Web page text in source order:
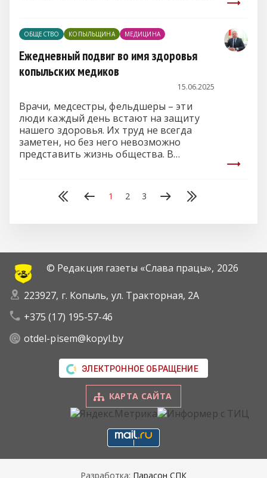
ОБЩЕСТВО КОПЫЛЬЩИНА МЕДИЦИНА
Ежедневный подвиг во имя здоровья
копыльских медиков
15.06.2025
Врачи, медсестры, фельдшеры – эти
люди каждый день встают на защиту
нашего здоровья. Их труд не всегда
заметен, но без него невозможно
представить жизнь общества. В
заботятся о пациентах, спасают жизни и
возвращают людям надежду.
1 2 3
© Редакция газеты «Слава працы», 2026
223927, г. Копыль, ул. Тракторная, 2А
+375 (17) 195-57-46
otdel-pisem@kopyl.by
ЭЛЕКТРОННОЕ ОБРАЩЕНИЕ
КАРТА САЙТА
Разработка: Парасон СПК